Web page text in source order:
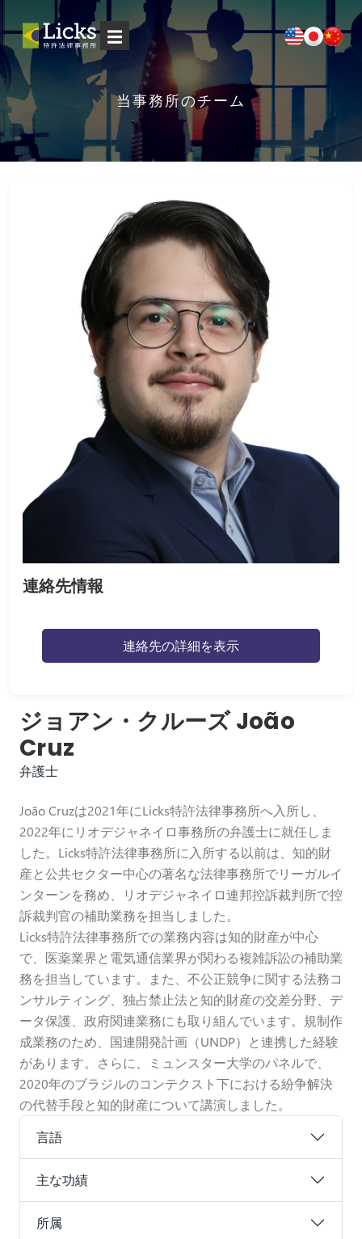
☰
当事務所のチーム
連絡先情報
連絡先の詳細を表示
ジョアン・クルーズ João
Cruz
弁護士
João Cruzは2021年にLicks特許法律事務所へ入所し、
2022年にリオデジャネイロ事務所の弁護士に就任しま
した。Licks特許法律事務所に入所する以前は、知的財
産と公共セクター中心の著名な法律事務所でリーガルイ
ンターンを務め、リオデジャネイロ連邦控訴裁判所で控
訴裁判官の補助業務を担当しました。
Licks特許法律事務所での業務内容は知的財産が中心
で、医薬業界と電気通信業界が関わる複雑訴訟の補助業
務を担当しています。また、不公正競争に関する法務コ
ンサルティング、独占禁止法と知的財産の交差分野、デ
ータ保護、政府関連業務にも取り組んでいます。規制作
成業務のため、国連開発計画（UNDP）と連携した経験
があります。さらに、ミュンスター大学のパネルで、
2020年のブラジルのコンテクスト下における紛争解決
の代替手段と知的財産について講演しました。
言語
主な功績
所属